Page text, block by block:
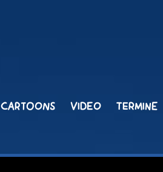
CARTOONS VIDEO TERMINE